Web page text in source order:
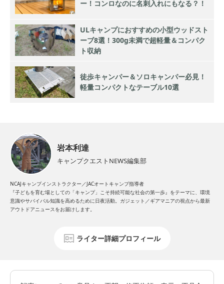
ー！コンロなのに名刺入れにもなる？！
ULキャンプにおすすめの小型ウッドスト
ーブ8選！300g未満で超軽量＆コンパク
ト収納
徒歩キャンパー＆ソロキャンパー必見！
軽量コンパクトなテーブル10選
岩本利達
キャンプクエストNEWS編集部
NCAJキャンプインストラクター／JACオートキャンプ指導者
『子どもを育む場としての「キャンプ」こそ持続可能な社会の第一歩』をテーマに、環境
意識やサバイバル知識を高めるために日夜活動。ガジェット／ギアマニアの視点から最新
アウトドアニュースをお届けします。
ライター詳細プロフィール